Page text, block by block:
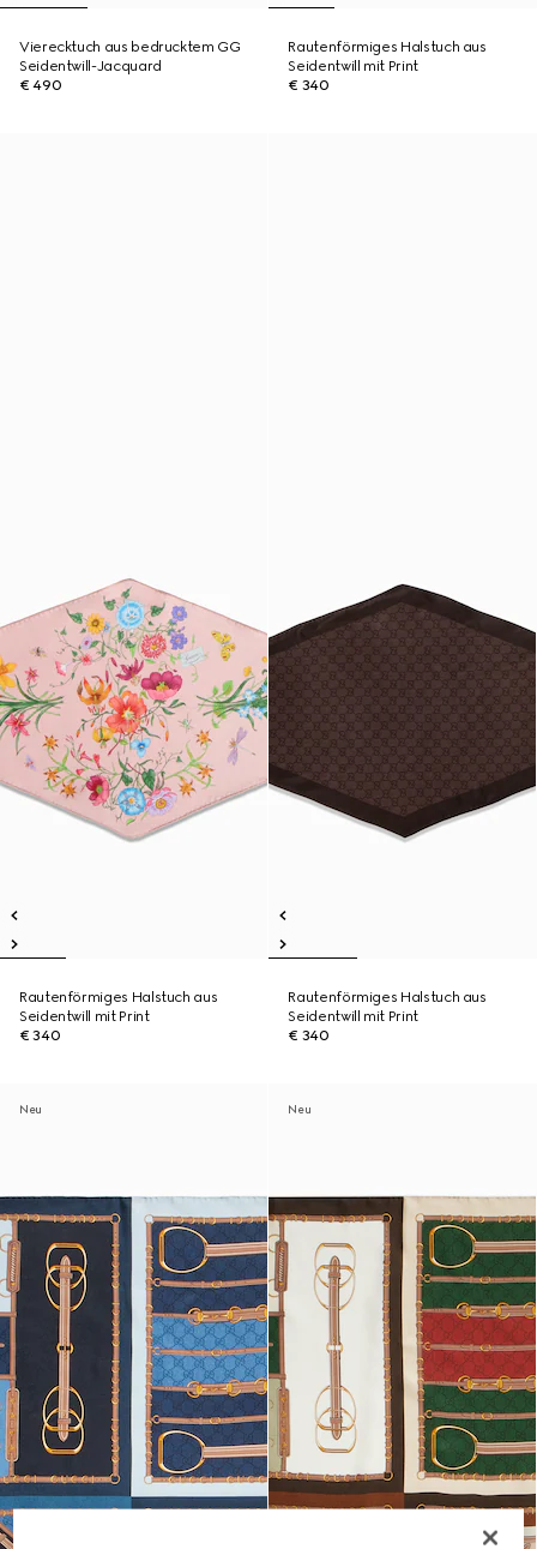
Vierecktuch aus bedrucktem GG
Seidentwill-Jacquard
€ 490
Rautenförmiges Halstuch aus
Seidentwill mit Print
€ 340
Rautenförmiges Halstuch aus
Seidentwill mit Print
€ 340
Rautenförmiges Halstuch aus
Seidentwill mit Print
€ 340
Neu Neu